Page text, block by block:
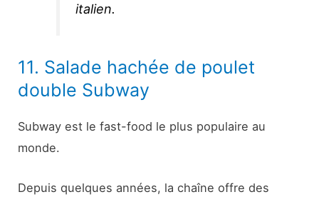
italien.
11. Salade hachée de poulet
double Subway
Subway est le fast-food le plus populaire au
monde.
Depuis quelques années, la chaîne offre des